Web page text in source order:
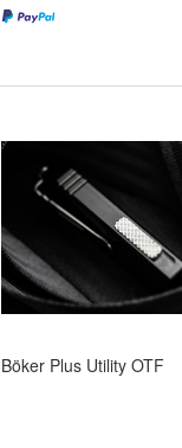
Böker Plus Utility OTF